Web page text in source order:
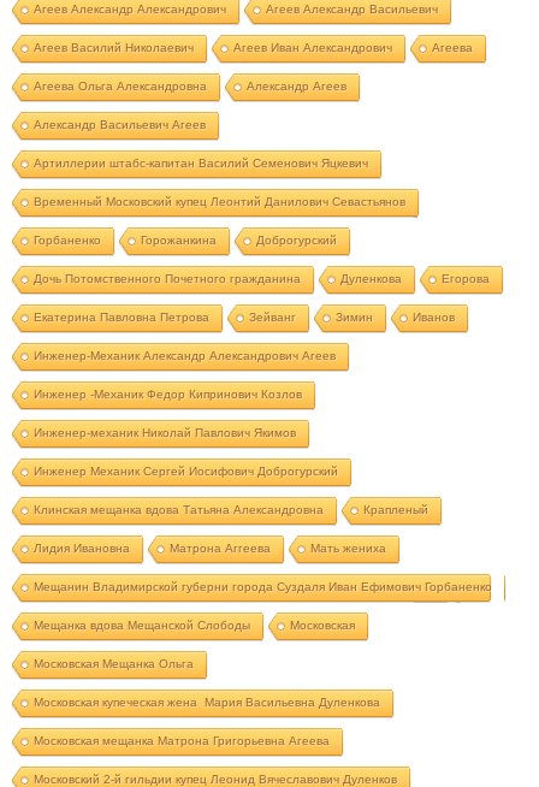
Агеев Александр Александрович Агеев Александр Васильевич
Агеев Василий Николаевич Агеев Иван Александрович Агеева
Агеева Ольга Александровна Александр Агеев
Александр Васильевич Агеев
Артиллерии штабс-капитан Василий Семенович Яцкевич
Временный Московский купец Леонтий Данилович Севастьянов
Горбаненко Горожанкина Доброгурский
Дочь Потомственного Почетного гражданина Дуленкова Егорова
Екатерина Павловна Петрова Зейванг Зимин Иванов
Инженер-Механик Александр Александрович Агеев
Инженер -Механик Федор Кипринович Козлов
Инженер-механик Николай Павлович Якимов
Инженер Механик Сергей Иосифович Доброгурский
Клинская мещанка вдова Татьяна Александровна Крапленый
Лидия Ивановна Матрона Аггеева Мать жениха
Мещанин Владимирской губерни города Суздаля Иван Ефимович Горбаненко
Мещанка вдова Мещанской Слободы Московская
Московская Мещанка Ольга
Московская купеческая жена Мария Васильевна Дуленкова
Московская мещанка Матрона Григорьевна Агеева
Московский 2-й гильдии купец Леонид Вячеславович Дуленков